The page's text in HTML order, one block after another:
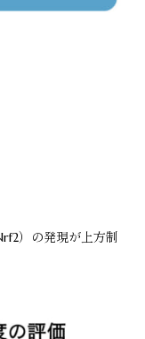
）の発現が上方制